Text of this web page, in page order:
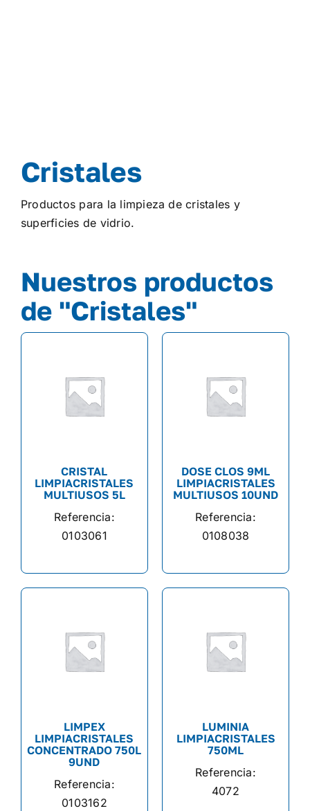
Cristales
Productos para la limpieza de cristales y
superficies de vidrio.
Nuestros productos
de "Cristales"
CRISTAL
LIMPIACRISTALES
MULTIUSOS 5L
Referencia:
0103061
DOSE CLOS 9ML
LIMPIACRISTALES
MULTIUSOS 10UND
Referencia:
0108038
LIMPEX
LIMPIACRISTALES
CONCENTRADO 750L
9UND
Referencia:
0103162
LUMINIA
LIMPIACRISTALES
750ML
Referencia:
4072